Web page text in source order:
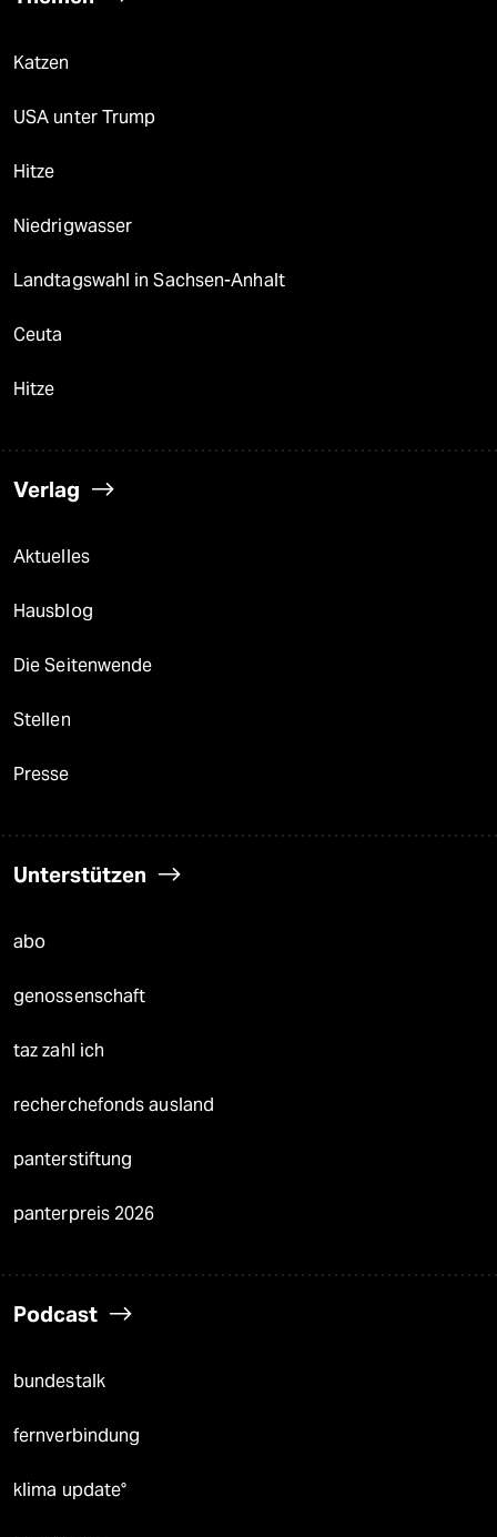
Katzen
USA unter Trump
Hitze
Niedrigwasser
Landtagswahl in Sachsen-Anhalt
Ceuta
Hitze
Verlag
Aktuelles
Hausblog
Die Seitenwende
Stellen
Presse
Unterstützen
abo
genossenschaft
taz zahl ich
recherchefonds ausland
panterstiftung
panterpreis 2026
Podcast
bundestalk
fernverbindung
klima update°